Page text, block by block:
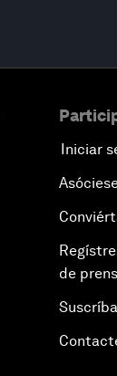
Iniciar
de